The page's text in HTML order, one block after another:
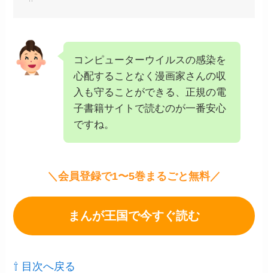
コンピューターウイルスの感染を
心配することなく漫画家さんの収
入も守ることができる、正規の電
子書籍サイトで読むのが一番安心
ですね。
＼会員登録で1〜5巻まるごと無料／
まんが王国で今すぐ読む
⇧ 目次へ戻る